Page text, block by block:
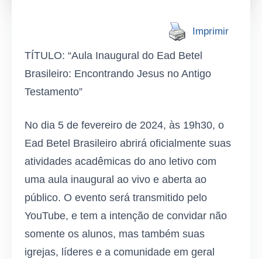
Imprimir
TÍTULO: “Aula Inaugural do Ead Betel
Brasileiro: Encontrando Jesus no Antigo
Testamento”
No dia 5 de fevereiro de 2024, às 19h30, o
Ead Betel Brasileiro abrirá oficialmente suas
atividades acadêmicas do ano letivo com
uma aula inaugural ao vivo e aberta ao
público. O evento será transmitido pelo
YouTube, e tem a intenção de convidar não
somente os alunos, mas também suas
igrejas, líderes e a comunidade em geral